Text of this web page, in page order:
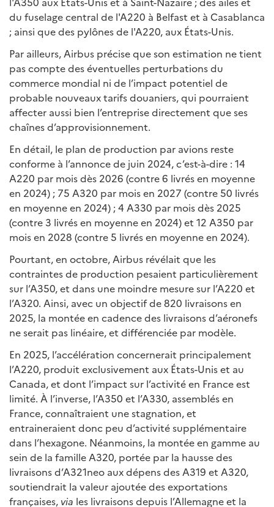
du fuselage central de l'A220 à Belfast et à Casablanca
; ainsi que des pylônes de l'A220, aux États-Unis.
Par ailleurs, Airbus précise que son estimation ne tient
pas compte des éventuelles perturbations du
commerce mondial ni de l’impact potentiel de
probable nouveaux tarifs douaniers, qui pourraient
affecter aussi bien l’entreprise directement que ses
chaînes d’approvisionnement.
En détail, le plan de production par avions reste
conforme à l’annonce de juin 2024, c’est-à-dire : 14
A220 par mois dès 2026 (contre 6 livrés en moyenne
en 2024) ; 75 A320 par mois en 2027 (contre 50 livrés
en moyenne en 2024) ; 4 A330 par mois dès 2025
(contre 3 livrés en moyenne en 2024) et 12 A350 par
mois en 2028 (contre 5 livrés en moyenne en 2024).
Pourtant, en octobre, Airbus révélait que les
contraintes de production pesaient particulièrement
sur l’A350, et dans une moindre mesure sur l’A220 et
l’A320. Ainsi, avec un objectif de 820 livraisons en
2025, la montée en cadence des livraisons d’aéronefs
ne serait pas linéaire, et différenciée par modèle.
En 2025, l’accélération concernerait principalement
l’A220, produit exclusivement aux États-Unis et au
Canada, et dont l’impact sur l’activité en France est
limité. À l’inverse, l’A350 et l’A330, assemblés en
France, connaîtraient une stagnation, et
entraineraient donc peu d’activité supplémentaire
dans l’hexagone. Néanmoins, la montée en gamme au
sein de la famille A320, portée par la hausse des
livraisons d’A321neo aux dépens des A319 et A320,
soutiendrait la valeur ajoutée des exportations
françaises, via les livraisons depuis l’Allemagne et la